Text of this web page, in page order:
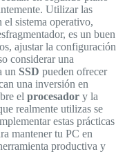
Utilizar las
el sistema operativo,
es un buen
ajustar la configuración
considerar una
un SSD pueden ofrecer
una inversión en
el procesador y la
realmente utilizas se
estas prácticas
mantener tu PC en
productiva y